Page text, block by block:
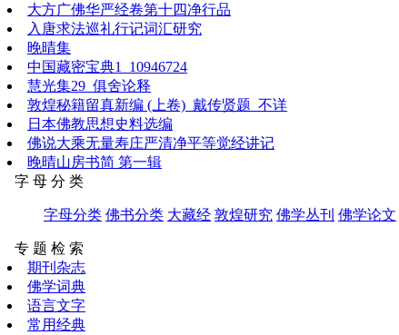
大方广佛华严经卷第十四净行品
入唐求法巡礼行记词汇研究
晚晴集
中国藏密宝典1_10946724
慧光集29_俱舍论释
敦煌秘籍留真新编 (上卷)_戴传贤题_不详
日本佛教思想史料选编
佛说大乘无量寿庄严清净平等觉经讲记
晚晴山房书简 第一辑
字 母 分 类
字母分类 佛书分类 大藏经 敦煌研究 佛学丛刊 佛学论文
专 题 检 索
期刊杂志
佛学词典
语言文字
常用经典